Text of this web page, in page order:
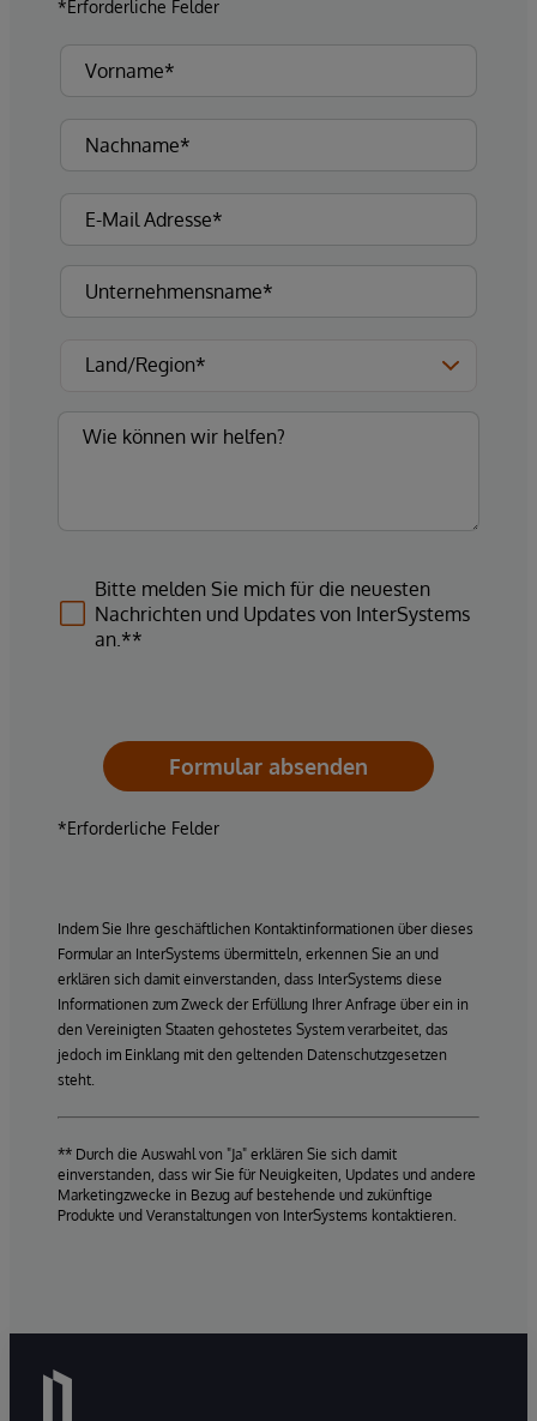
*Erforderliche Felder
Bitte melden Sie mich für die neuesten
Nachrichten und Updates von InterSystems
an.**
Formular absenden
*Erforderliche Felder
Indem Sie Ihre geschäftlichen Kontaktinformationen über dieses
Formular an InterSystems übermitteln, erkennen Sie an und
erklären sich damit einverstanden, dass InterSystems diese
Informationen zum Zweck der Erfüllung Ihrer Anfrage über ein in
den Vereinigten Staaten gehostetes System verarbeitet, das
jedoch im Einklang mit den geltenden Datenschutzgesetzen
steht.
** Durch die Auswahl von "Ja" erklären Sie sich damit
einverstanden, dass wir Sie für Neuigkeiten, Updates und andere
Marketingzwecke in Bezug auf bestehende und zukünftige
Produkte und Veranstaltungen von InterSystems kontaktieren.